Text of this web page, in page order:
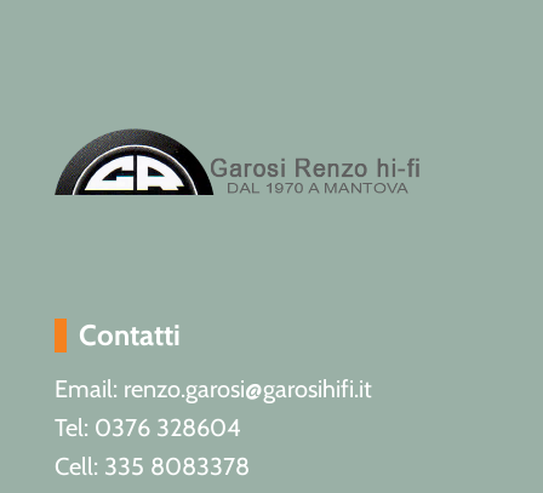
Contatti
Email: renzo.garosi@garosihifi.it
Tel: 0376 328604
Cell: 335 8083378